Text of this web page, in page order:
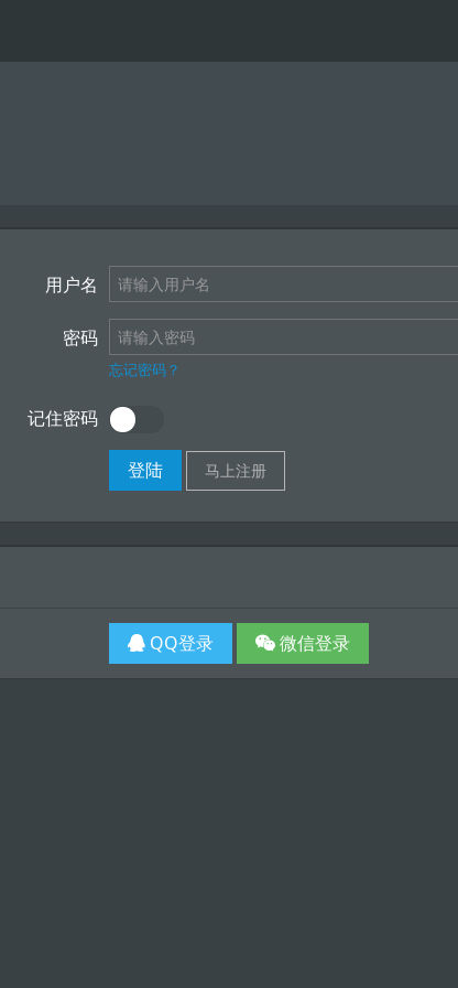
用户名
密码
忘记密码？
记住密码
QQ登录 微信登录